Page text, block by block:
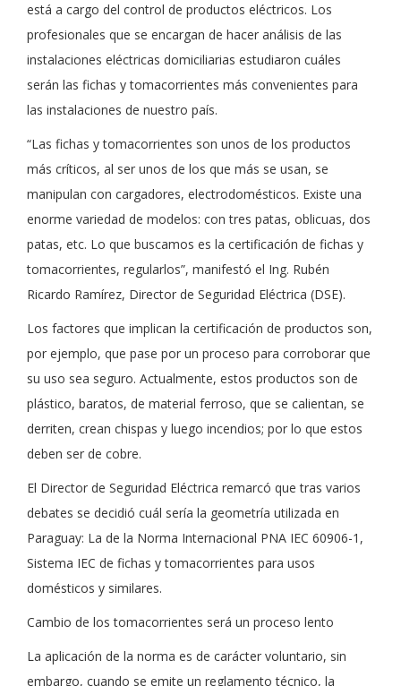
está a cargo del control de productos eléctricos. Los
profesionales que se encargan de hacer análisis de las
instalaciones eléctricas domiciliarias estudiaron cuáles
serán las fichas y tomacorrientes más convenientes para
las instalaciones de nuestro país.
“Las fichas y tomacorrientes son unos de los productos
más críticos, al ser unos de los que más se usan, se
manipulan con cargadores, electrodomésticos. Existe una
enorme variedad de modelos: con tres patas, oblicuas, dos
patas, etc. Lo que buscamos es la certificación de fichas y
tomacorrientes, regularlos”, manifestó el Ing. Rubén
Ricardo Ramírez, Director de Seguridad Eléctrica (DSE).
Los factores que implican la certificación de productos son,
por ejemplo, que pase por un proceso para corroborar que
su uso sea seguro. Actualmente, estos productos son de
plástico, baratos, de material ferroso, que se calientan, se
derriten, crean chispas y luego incendios; por lo que estos
deben ser de cobre.
El Director de Seguridad Eléctrica remarcó que tras varios
debates se decidió cuál sería la geometría utilizada en
Paraguay: La de la Norma Internacional PNA IEC 60906-1,
Sistema IEC de fichas y tomacorrientes para usos
domésticos y similares.
Cambio de los tomacorrientes será un proceso lento
La aplicación de la norma es de carácter voluntario, sin
embargo, cuando se emite un reglamento técnico, la